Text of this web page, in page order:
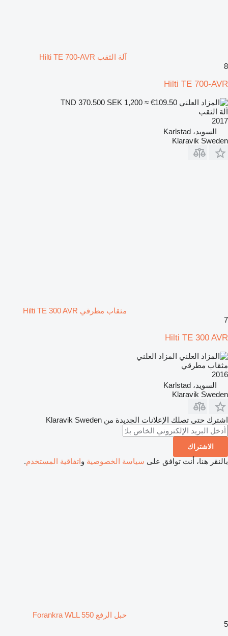
آلة الثقب Hilti TE 700-AVR
8
Hilti TE 700-AVR
SEK 1,200 ≈ €109.50
آلة الثقب
2017
السويد، Karlstad
Klaravik Sweden
مثقاب مطرقي Hilti TE 300 AVR
7
Hilti TE 300 AVR
المزاد العلني
مثقاب مطرقي
2016
السويد، Karlstad
Klaravik Sweden
اشترك حتى تصلك الإعلانات الجديدة من Klaravik Sweden
الاشتراك
بالنقر هنا، أنت توافق على سياسة الخصوصية واتفاقية المستخدم.
حبل الرفع Forankra WLL 550
5